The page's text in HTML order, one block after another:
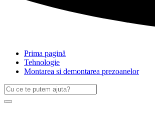
Prima pagină
Tehnologie
Montarea si demontarea prezoanelor
Caută
după:
Search